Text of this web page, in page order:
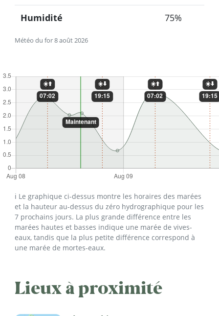
Météo du for 8 août 2026
Humidité 75%
ℹ️ Le graphique ci-dessus montre les horaires des marées
et la hauteur au-dessus du zéro hydrographique pour les
7 prochains jours. La plus grande différence entre les
marées hautes et basses indique une marée de vives-
eaux, tandis que la plus petite différence correspond à
une marée de mortes-eaux.
Lieux à proximité